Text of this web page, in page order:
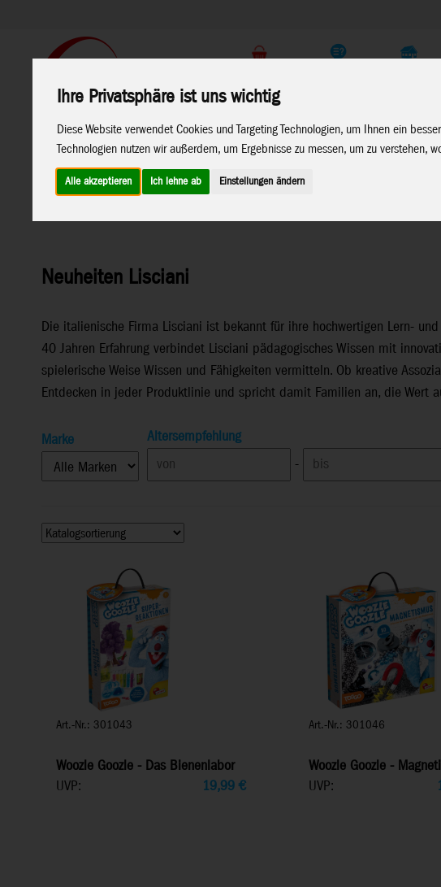
Ihre Privatsphäre ist uns wichtig
Diese Website verwendet Cookies und Targeting Technologien, um Ihnen ein
Technologien nutzen wir außerdem, um Ergebnisse zu messen, um zu
Alle akzeptieren Ich lehne ab Einstellungen ändern
Home Marken
Home>Neuheiten 2026>Neuheiten 01-26
Neuheiten Lisciani
Die italienische Firma Lisciani ist bekannt für ihre hochwertigen Lern-
40 Jahren Erfahrung verbindet Lisciani pädagogisches Wissen mit
spielerische Weise Wissen und Fähigkeiten vermitteln. Ob kreative
Entdecken in jeder Produktlinie und spricht damit Familien an, die Wert
Marke
Altersempfehlung
-
Art.-Nr.: 301043
Woozle Goozle - Das Bienenlabor
UVP:
19,99 €
Art.-Nr.: 301046
Woozle Goozle -
UVP: